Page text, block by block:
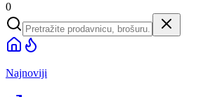
0
Najnoviji